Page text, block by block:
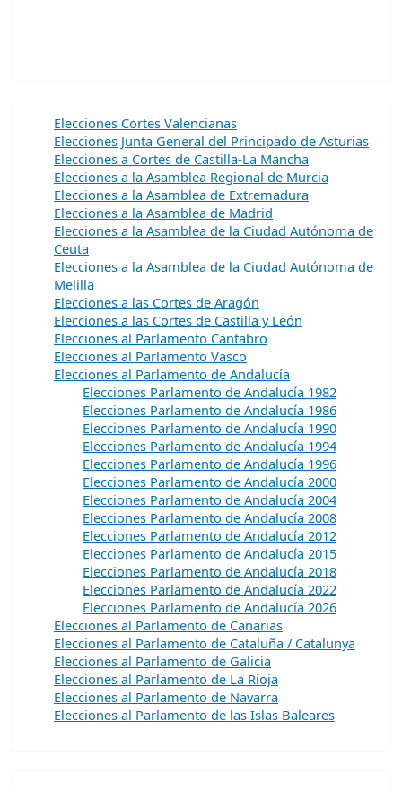
Elecciones Cortes Valencianas
Elecciones Junta General del Principado de Asturias
Elecciones a Cortes de Castilla-La Mancha
Elecciones a la Asamblea Regional de Murcia
Elecciones a la Asamblea de Extremadura
Elecciones a la Asamblea de Madrid
Elecciones a la Asamblea de la Ciudad Autónoma de
Ceuta
Elecciones a la Asamblea de la Ciudad Autónoma de
Melilla
Elecciones a las Cortes de Aragón
Elecciones a las Cortes de Castilla y León
Elecciones al Parlamento Cantabro
Elecciones al Parlamento Vasco
Elecciones al Parlamento de Andalucía
Elecciones Parlamento de Andalucía 1982
Elecciones Parlamento de Andalucía 1986
Elecciones Parlamento de Andalucía 1990
Elecciones Parlamento de Andalucía 1994
Elecciones Parlamento de Andalucía 1996
Elecciones Parlamento de Andalucía 2000
Elecciones Parlamento de Andalucía 2004
Elecciones Parlamento de Andalucía 2008
Elecciones Parlamento de Andalucía 2012
Elecciones Parlamento de Andalucía 2015
Elecciones Parlamento de Andalucía 2018
Elecciones Parlamento de Andalucía 2022
Elecciones Parlamento de Andalucía 2026
Elecciones al Parlamento de Canarias
Elecciones al Parlamento de Cataluña / Catalunya
Elecciones al Parlamento de Galicia
Elecciones al Parlamento de La Rioja
Elecciones al Parlamento de Navarra
Elecciones al Parlamento de las Islas Baleares